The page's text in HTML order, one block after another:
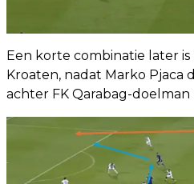
Een korte combinatie later
Kroaten, nadat Marko Pjaca
achter FK Qarabag-doelman